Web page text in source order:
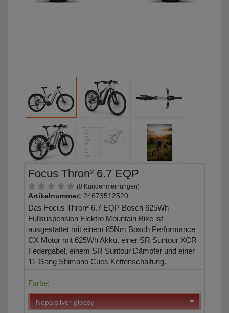
Focus Thron² 6.7 EQP
(0 Kundenmeinungen)
Artikelnummer: 24673512520
Das Focus Thron² 6.7 EQP Bosch 625Wh
Fullsuspension Elektro Mountain Bike ist
ausgestattet mit einem 85Nm Bosch Performance
CX Motor mit 625Wh Akku, einer SR Suntour XCR
Federgabel, einem SR Suntour Dämpfer und einer
11-Gang Shimano Cues Kettenschaltung.
Farbe: